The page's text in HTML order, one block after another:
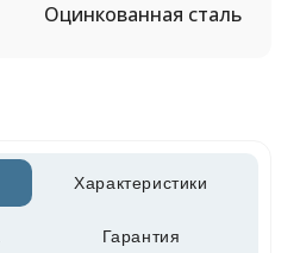
Оцинкованная сталь
Характеристики
Гарантия